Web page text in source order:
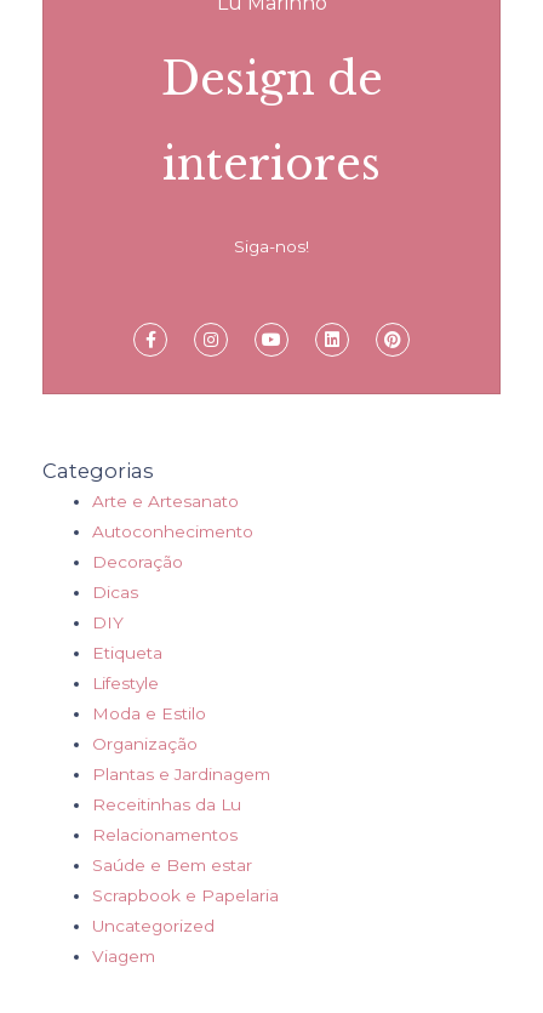
Design de
interiores
Siga-nos!
Categorias
Arte e Artesanato
Autoconhecimento
Decoração
Dicas
DIY
Etiqueta
Lifestyle
Moda e Estilo
Organização
Plantas e Jardinagem
Receitinhas da Lu
Relacionamentos
Saúde e Bem estar
Scrapbook e Papelaria
Uncategorized
Viagem